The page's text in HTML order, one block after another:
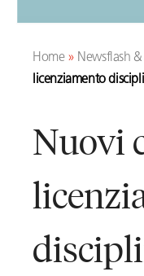
Home» Newsflash
licenziamento
Nuovi